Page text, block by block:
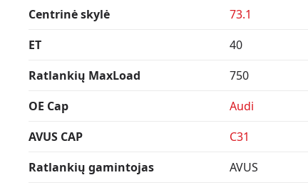
Centrinė skylė
73.1
ET
40
Ratlankių MaxLoad
750
OE Cap
Audi
AVUS CAP
C31
Ratlankių gamintojas
AVUS